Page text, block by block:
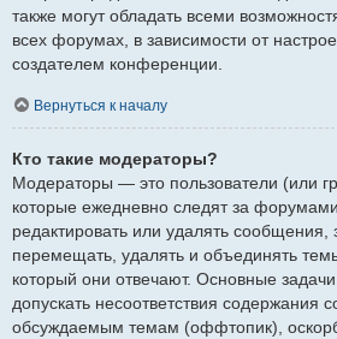
также могут обладать всеми
всех форумах, в зависимости от
создателем конференции.
Вернуться к началу
Кто такие модераторы?
Модераторы — это пользователи (или
которые ежедневно следят за
редактировать или удалять сообщения,
перемещать, удалять и объединять
который они отвечают. Основные
допускать несоответствия содержания
обсуждаемым темам (оффтопик),